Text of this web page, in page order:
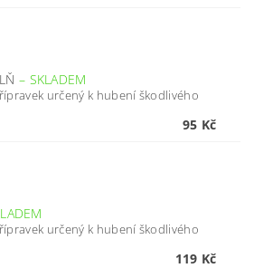
– SKLADEM
určený k hubení škodlivého
95 Kč
určený k hubení škodlivého
119 Kč